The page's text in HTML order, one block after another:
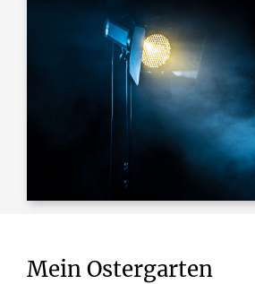
Mein Ostergarten